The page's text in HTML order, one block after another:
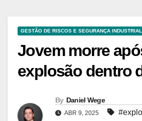
GESTÃO DE RISCOS E SEGURANÇA INDUSTRIAL
Jovem morre
explosão dentro
By Daniel Wege
ABR 9, 2025